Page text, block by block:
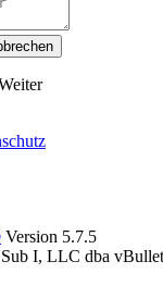
Version 5.7.5
I, LLC dba